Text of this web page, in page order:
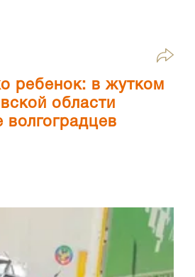
ребенок: в жутком
области
волгоградцев